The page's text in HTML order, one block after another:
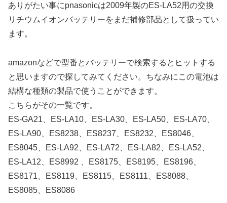
ありがたい事にpnasonicは2009年製のES-LA52用の交換
リチウムイオンバッテリーをまだ補修部品として扱ってい
ます。
amazonなどで型番とバッテリーで検索するとヒットする
と思いますので探してみてください。ちなみにこの電池は
結構な種類の製品で使うことができます。
こちらがその一覧です。
ES-GA21、ES-LA10、ES-LA30、ES-LA50、ES-LA70、
ES-LA90、ES8238、ES8237、ES8232、ES8046、
ES8045、ES-LA92、ES-LA72、ES-LA82、ES-LA52、
ES-LA12、ES8992 、ES8175、ES8195、ES8196、
ES8171、ES8119、ES8115、ES8111、ES8088、
ES8085、ES8086